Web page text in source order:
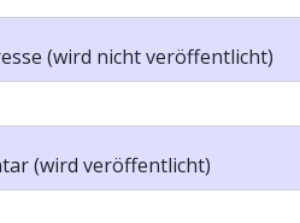
(wird nicht veröffentlicht)
(wird veröffentlicht)